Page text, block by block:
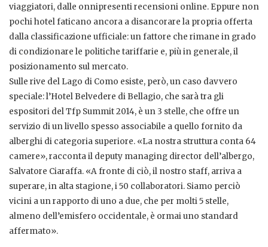
viaggiatori, dalle onnipresenti recensioni online. Eppure non
pochi hotel faticano ancora a disancorare la propria offerta
dalla classificazione ufficiale: un fattore che rimane in grado
di condizionare le politiche tariffarie e, più in generale, il
posizionamento sul mercato.
Sulle rive del Lago di Como esiste, però, un caso davvero
speciale: l’Hotel Belvedere di Bellagio, che sarà tra gli
espositori del Tfp Summit 2014, è un 3 stelle, che offre un
servizio di un livello spesso associabile a quello fornito da
alberghi di categoria superiore. «La nostra struttura conta 64
camere», racconta il deputy managing director dell’albergo,
Salvatore Ciaraffa. «A fronte di ciò, il nostro staff, arriva a
superare, in alta stagione, i 50 collaboratori. Siamo perciò
vicini a un rapporto di uno a due, che per molti 5 stelle,
almeno dell’emisfero occidentale, è ormai uno standard
affermato».